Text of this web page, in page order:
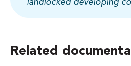
landlocked developing
Related